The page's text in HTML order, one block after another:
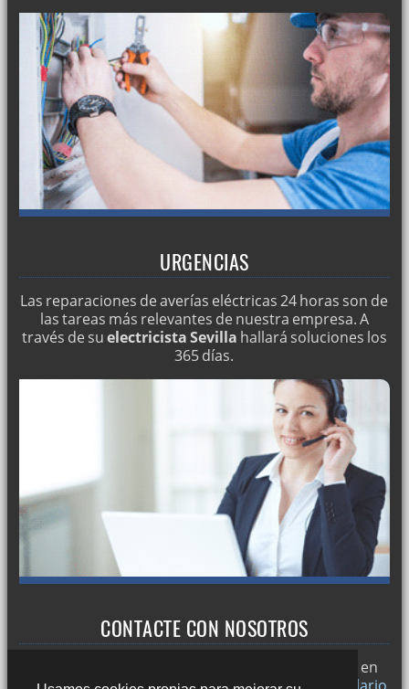
URGENCIAS
Las reparaciones de averías eléctricas 24 horas son de
las tareas más relevantes de nuestra empresa. A
través de suelectricista Sevilla hallará soluciones los
365 días.
CONTACTE CON NOSOTROS
y si desea puede ponerse en